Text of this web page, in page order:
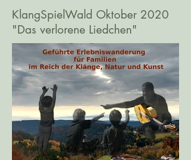
KlangSpielWald Oktober 2020
"Das verlorene Liedchen"